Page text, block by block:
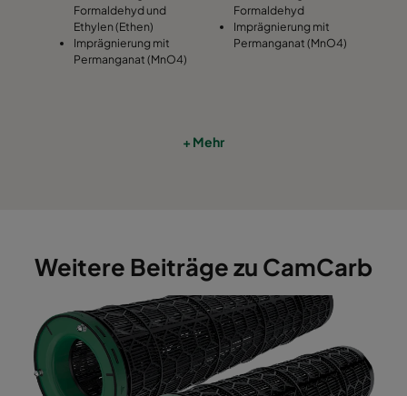
Formaldehyd und
Ethylen (Ethen)
Imprägnierung mit
Permanganat (MnO4)
Formaldehyd
Imprägnierung mit
Permanganat (MnO4)
+ Mehr
Weitere Beiträge zu CamCarb